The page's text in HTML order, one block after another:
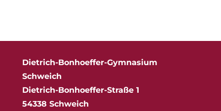
Dietrich-Bonhoeffer-Gymnasium
Schweich
Dietrich-Bonhoeffer-Straße 1
54338 Schweich